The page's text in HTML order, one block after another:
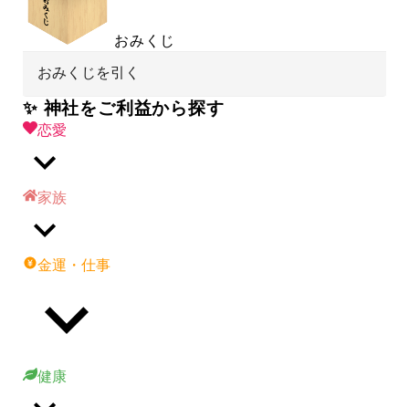
おみくじ
おみくじを引く
✨ 神社をご利益から探す
恋愛
家族
金運・仕事
健康